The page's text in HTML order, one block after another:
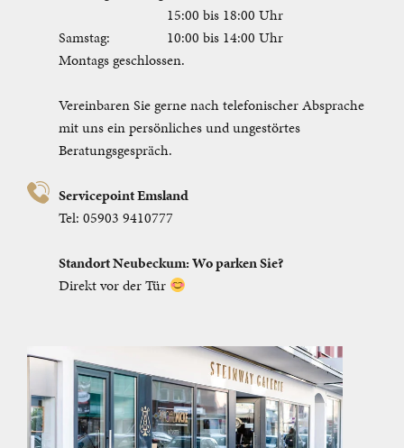
15:00 bis 18:00 Uhr
Samstag:
10:00 bis 14:00 Uhr
Montags geschlossen.
Vereinbaren Sie gerne nach telefonischer Absprache
mit uns ein persönliches und ungestörtes
Beratungsgespräch.
Servicepoint Emsland
Tel: 05903 9410777
Standort Neubeckum: Wo parken Sie?
Direkt vor der Tür